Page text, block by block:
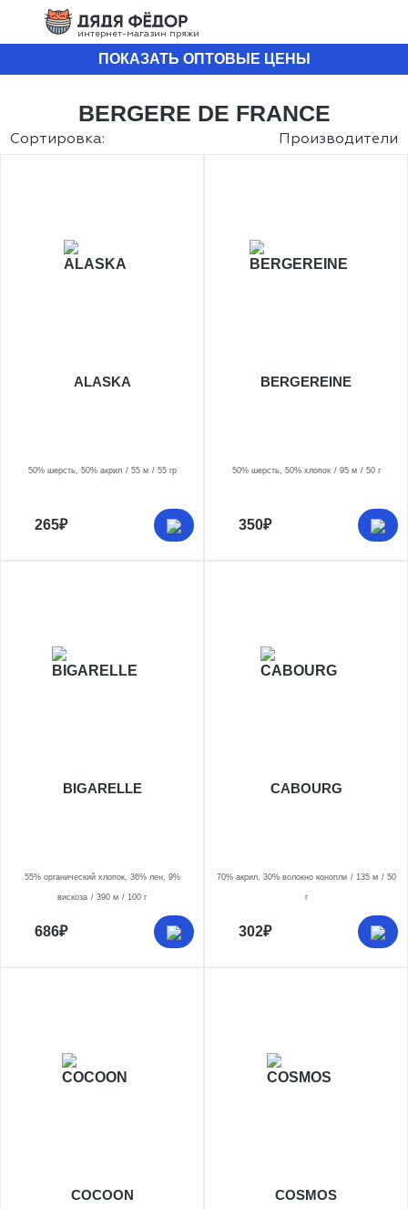
интернет-магазин пряжи
ПОКАЗАТЬ ОПТОВЫЕ ЦЕНЫ
BERGERE DE FRANCE
Сортировка: Производители
ALASKA
50% шерсть, 50% акрил 55 м 55 гр
265₽
BERGEREINE
50% шерсть, 50% хлопок 95 м 50 г
350₽
BIGARELLE
55% органический хлопок, 36% лен, 9%
вискоза 390 м 100 г
686₽
CABOURG
70% акрил, 30% волокно конопли 135 м 50
г
302₽
COCOON COSMOS